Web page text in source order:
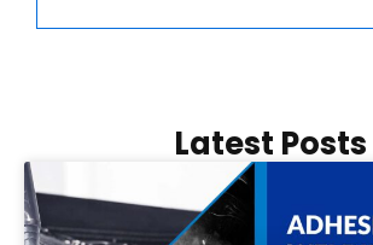
Latest Posts